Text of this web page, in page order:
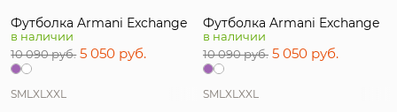
Футболка Armani Exchange
в наличии
10 090 руб. 5 050 руб.
SMLXLXXL
Футболка Armani Exchange
в наличии
10 090 руб. 5 050 руб.
SMLXLXXL